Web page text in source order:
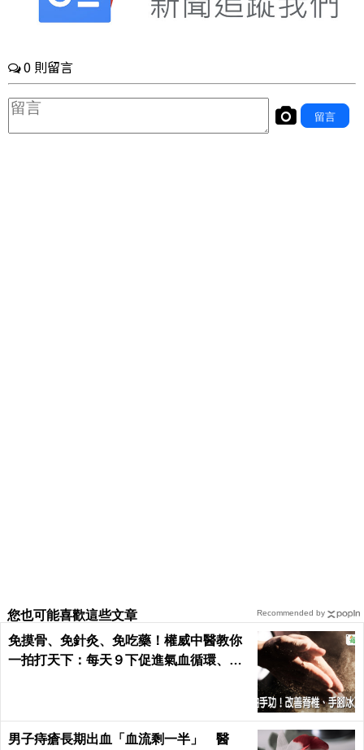
王竣平醫師授權提供 / Via https://www.facebook.com
運動對身體健康的益處是無可置疑的，但我們也